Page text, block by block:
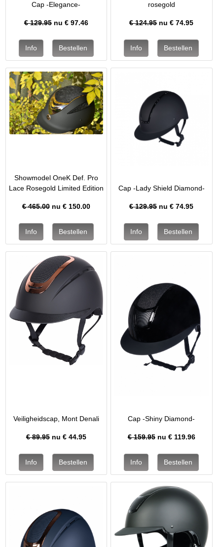
Cap -Elegance-
€ 129.95nu € 97.46
rosegold
€ 124.95nu €74.95
Showmodel OneK Def. Pro
Lace Rosegold Limited Edition
€ 465.00nu € 150.00
Cap -Lady Shield Diamond-
€ 129.95nu €74.95
Veiligheidscap, Mont Denali
€ 89.95nu € 44.95
Cap -Shiny Diamond-
€ 159.95nu € 119.96